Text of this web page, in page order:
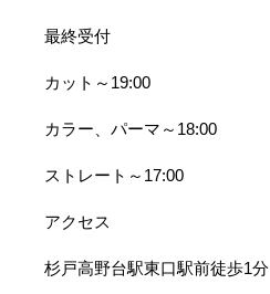
最終受付
カット～19:00
カラー、パーマ～18:00
ストレート～17:00
アクセス
杉戸高野台駅東口駅前徒歩1分